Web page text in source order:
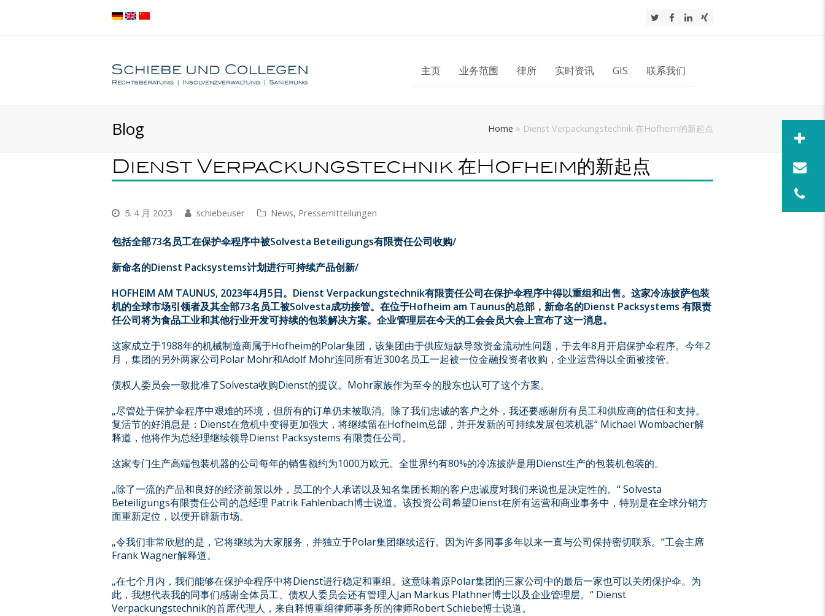
TwitterFacebook
LinkedIn
Xing
主页 业务范围 律所 实时资讯 GIS 联系我们
Blog Home » Dienst Verpackungstechnik 在Hofheim的新起点
Dienst Verpackungstechnik 在Hofheim的新起点
5. 4 月 2023 schiebeuser News, Pressemitteilungen
包括全部73名员工在保护伞程序中被Solvesta Beteiligungs有限责任公司收购/
新命名的Dienst Packsystems计划进行可持续产品创新/
HOFHEIM AM TAUNUS, 2023年4月5日。 Dienst Verpackungstechnik有限责任公司在保护伞程序中得以重组和出售。这家冷冻披萨包装
机的全球市场引领者及其全部73名员工被Solvesta成功接管。在位于Hofheim am Taunus的总部，新命名的Dienst Packsystems 有限责
任公司将为食品工业和其他行业开发可持续的包装解决方案。企业管理层在今天的工会会员大会上宣布了这一消息。
这家成立于1988年的机械制造商属于Hofheim的Polar集团，该集团由于供应短缺导致资金流动性问题，于去年8月开启保护伞程序。今年2
月，集团的另外两家公司Polar Mohr和Adolf Mohr连同所有近300名员工一起被一位金融投资者收购，企业运营得以全面被接管。
债权人委员会一致批准了Solvesta收购Dienst的提议。Mohr家族作为至今的股东也认可了这个方案。
„尽管处于保护伞程序中艰难的环境，但所有的订单仍未被取消。除了我们忠诚的客户之外，我还要感谢所有员工和供应商的信任和支持。
复活节的好消息是：Dienst在危机中变得更加强大，将继续留在Hofheim总部，并开发新的可持续发展包装机器“ Michael Wombacher解
释道，他将作为总经理继续领导Dienst Packsystems 有限责任公司。
这家专门生产高端包装机器的公司每年的销售额约为1000万欧元。全世界约有80%的冷冻披萨是用Dienst生产的包装机包装的。
„除了一流的产品和良好的经济前景以外，员工的个人承诺以及知名集团长期的客户忠诚度对我们来说也是决定性的。“ Solvesta
Beteiligungs有限责任公司的总经理 Patrik Fahlenbach博士说道。该投资公司希望Dienst在所有运营和商业事务中，特别是在全球分销方
面重新定位，以便开辟新市场。
„令我们非常欣慰的是，它将继续为大家服务，并独立于Polar集团继续运行。因为许多同事多年以来一直与公司保持密切联系。“工会主席
Frank Wagner解释道。
„在七个月内，我们能够在保护伞程序中将Dienst进行稳定和重组。这意味着原Polar集团的三家公司中的最后一家也可以关闭保护伞。为
此，我想代表我的同事们感谢全体员工、债权人委员会还有管理人Jan Markus Plathner博士以及企业管理层。“ Dienst
Verpackungstechnik的首席代理人，来自释博重组律师事务所的律师Robert Schiebe博士说道。